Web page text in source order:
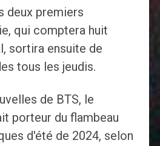
deux premiers
qui comptera huit
sortira ensuite de
tous les jeudis.
de BTS, le
porteur du flambeau
d'été de 2024, selon